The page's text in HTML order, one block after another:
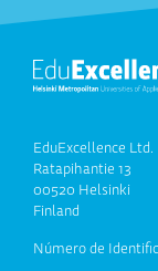
EduExcellence Ltd.
Ratapihantie 13
00520 Helsinki
Finland
Número de